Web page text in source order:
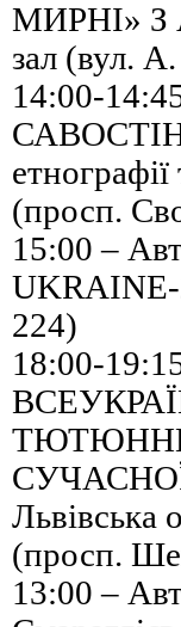
МИРНІ» З
зал (вул.
14:00-
(просп.
15:00 –
224)
18:00-
Львівська
(просп.
13:00 –